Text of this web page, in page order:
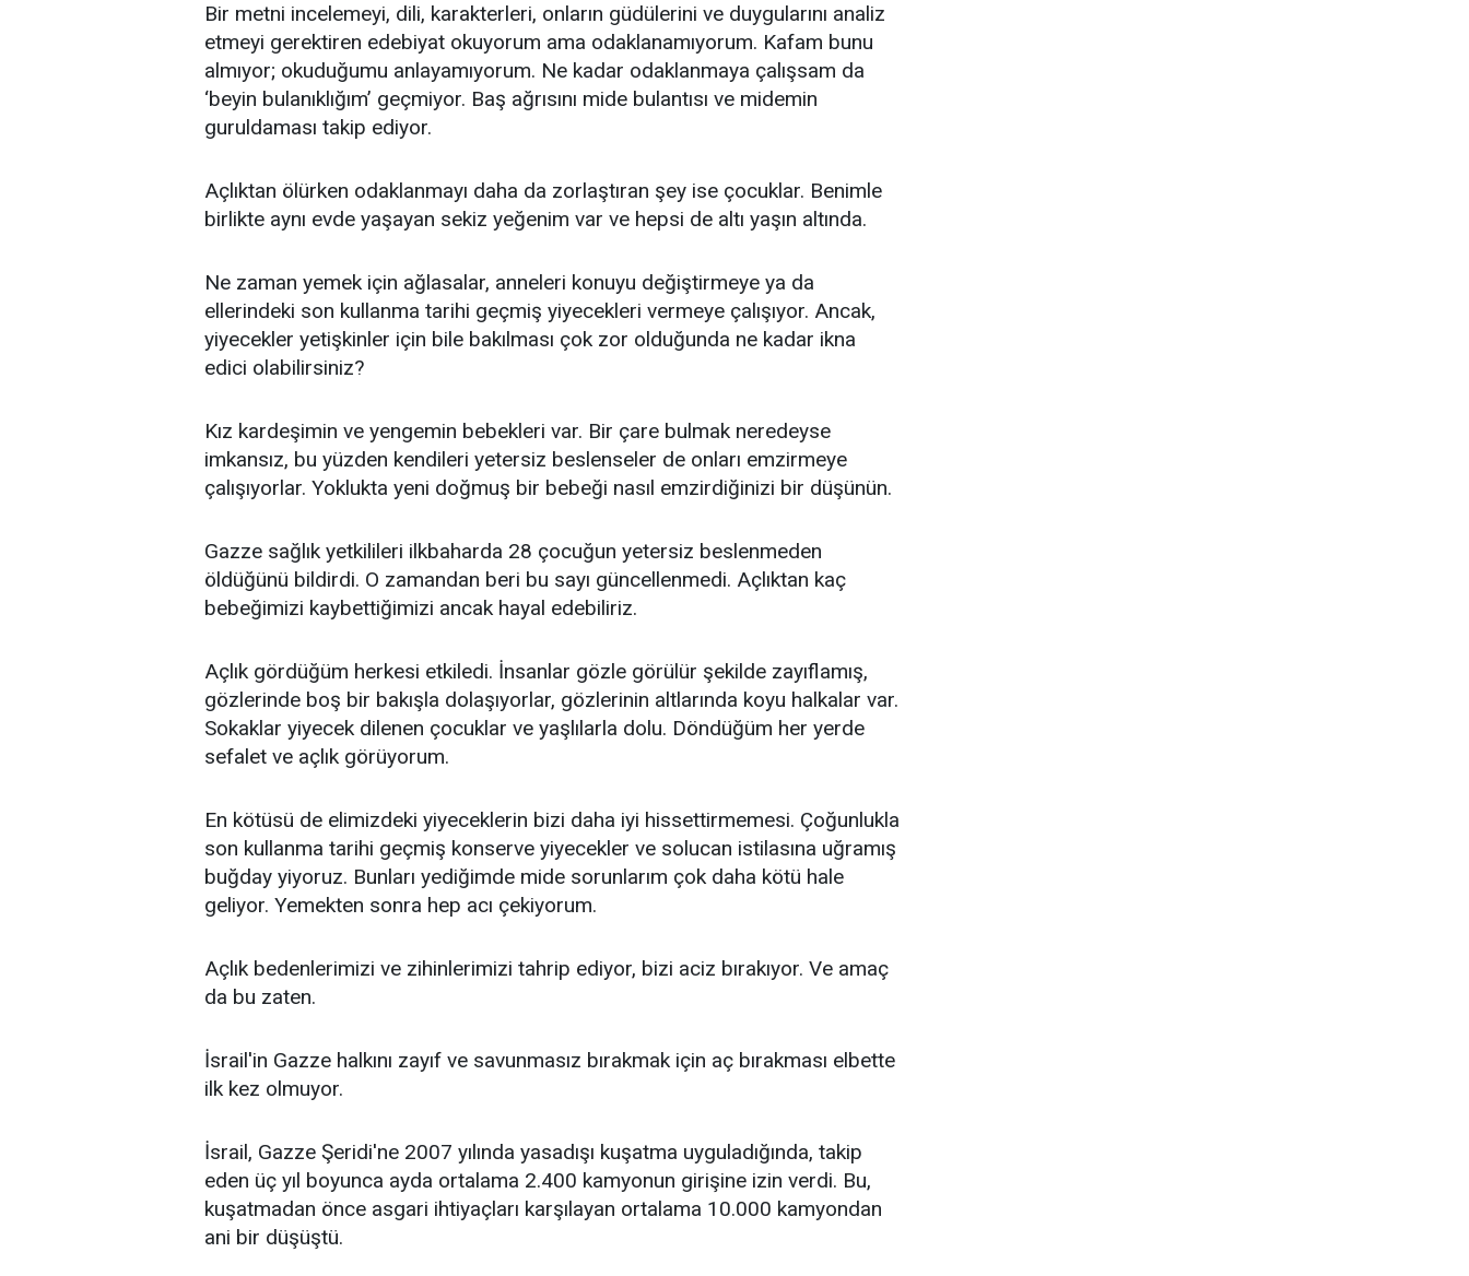
Bir metni incelemeyi, dili, karakterleri, onların güdülerini ve duygularını analiz
etmeyi gerektiren edebiyat okuyorum ama odaklanamıyorum. Kafam bunu
almıyor; okuduğumu anlayamıyorum. Ne kadar odaklanmaya çalışsam da
‘beyin bulanıklığım’ geçmiyor. Baş ağrısını mide bulantısı ve midemin
guruldaması takip ediyor.
Açlıktan ölürken odaklanmayı daha da zorlaştıran şey ise çocuklar. Benimle
birlikte aynı evde yaşayan sekiz yeğenim var ve hepsi de altı yaşın altında.
Ne zaman yemek için ağlasalar, anneleri konuyu değiştirmeye ya da
ellerindeki son kullanma tarihi geçmiş yiyecekleri vermeye çalışıyor. Ancak,
yiyecekler yetişkinler için bile bakılması çok zor olduğunda ne kadar ikna
edici olabilirsiniz?
Kız kardeşimin ve yengemin bebekleri var. Bir çare bulmak neredeyse
imkansız, bu yüzden kendileri yetersiz beslenseler de onları emzirmeye
çalışıyorlar. Yoklukta yeni doğmuş bir bebeği nasıl emzirdiğinizi bir düşünün.
Gazze sağlık yetkilileri ilkbaharda 28 çocuğun yetersiz beslenmeden
öldüğünü bildirdi. O zamandan beri bu sayı güncellenmedi. Açlıktan kaç
bebeğimizi kaybettiğimizi ancak hayal edebiliriz.
Açlık gördüğüm herkesi etkiledi. İnsanlar gözle görülür şekilde zayıflamış,
gözlerinde boş bir bakışla dolaşıyorlar, gözlerinin altlarında koyu halkalar var.
Sokaklar yiyecek dilenen çocuklar ve yaşlılarla dolu. Döndüğüm her yerde
sefalet ve açlık görüyorum.
En kötüsü de elimizdeki yiyeceklerin bizi daha iyi hissettirmemesi. Çoğunlukla
son kullanma tarihi geçmiş konserve yiyecekler ve solucan istilasına uğramış
buğday yiyoruz. Bunları yediğimde mide sorunlarım çok daha kötü hale
geliyor. Yemekten sonra hep acı çekiyorum.
Açlık bedenlerimizi ve zihinlerimizi tahrip ediyor, bizi aciz bırakıyor. Ve amaç
da bu zaten.
İsrail'in Gazze halkını zayıf ve savunmasız bırakmak için aç bırakması elbette
ilk kez olmuyor.
İsrail, Gazze Şeridi'ne 2007 yılında yasadışı kuşatma uyguladığında, takip
eden üç yıl boyunca ayda ortalama 2.400 kamyonun girişine izin verdi. Bu,
kuşatmadan önce asgari ihtiyaçları karşılayan ortalama 10.000 kamyondan
ani bir düşüştü.